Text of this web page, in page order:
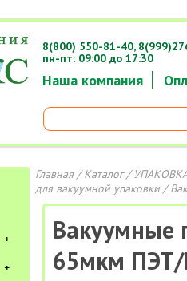
Наша компания
8(800) 550-81-40,
пн-пт: 09:00 до 17:30
Главная/Каталог/
для вакуумной упаковки /
Вакуумные
65мкм